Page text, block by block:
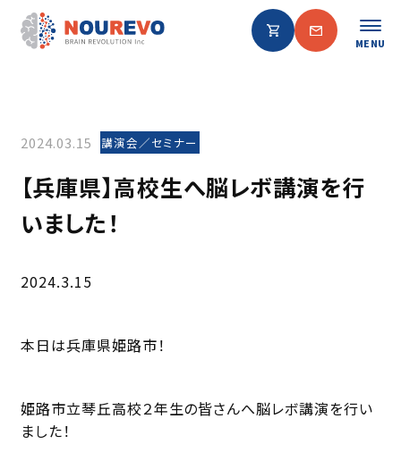
MENU
2024.03.15 講演会／セミナー
【兵庫県】高校生へ脳レボ講演を行
いました！
2024.3.15
本日は兵庫県姫路市！
姫路市立琴丘高校２年生の皆さんへ脳レボ講演を行い
ました！